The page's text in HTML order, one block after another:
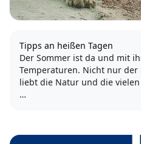
Tipps an heißen Tagen
Der Sommer ist da und mit ihm die hohen
Temperaturen. Nicht nur der
liebt die Natur und die